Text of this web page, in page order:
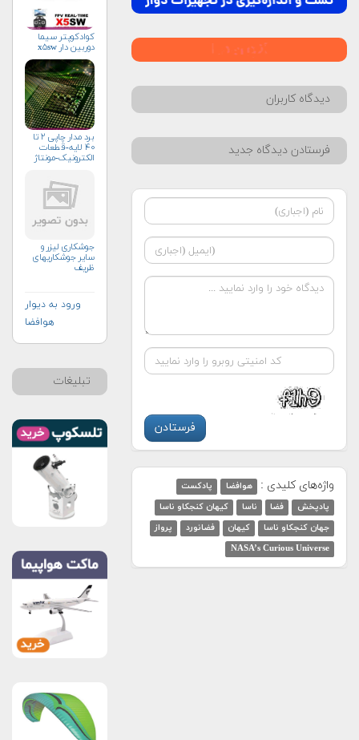
دیدگاه کاربران
فرستادن دیدگاه جدید
واژه‌های کلیدی : هوافضا
پادکست
پادپخش
فضا ناسا
کیهان کنجکاو ناسا
جهان کنجکاو ناسا
کیهان فضانورد
پرواز
NASA’s Curious Universe
کوادکوپتر سیما
دوربین دار x۵sw
برد مدار چاپی ۲ تا
۴۰ لایه-قطعات
الکترونیک-مونتاژ
جوشکاری لیزر و
سایر جوشکاریهای
ظریف
ورود به دیوار
هوافضا
تبلیغات